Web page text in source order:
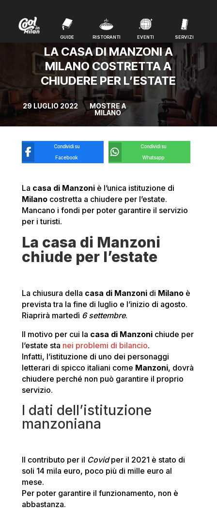
GUIDE RISTORANTI EVENTI SERVIZI
GUIDE RISTORANTI EVENTI SERVIZI
LA CASA DI MANZONI A
MILANO COSTRETTA A
CHIUDERE PER L’ESTATE
29 LUGLIO 2022
MOSTRE A
MILANO
Condividi su
Facebook
Condividi su
Whatsapp
La casa di Manzoniè l’unica istituzione di
Milanocostretta a chiudere per l’estate.
Mancano i fondi per poter garantire il servizio
per i turisti.
La casa di Manzoni
chiude per l’estate
La chiusura della casa di Manzoni di Milanoè
prevista tra la fine di luglio e l’inizio di agosto.
Riaprirà martedì 6 settembre.
Il motivo per cui la casa di Manzonichiude per
l’estate sta nei problemi di bilancio.
Infatti, l’istituzione di uno dei personaggi
letterari di spicco italiani come Manzoni, dovrà
chiudere perché non può garantire il proprio
servizio.
I dati dell’istituzione
manzoniana
Il contributo per il Covidper il 2021 è stato di
soli 14 mila euro, poco più di mille euro al
mese.
Per poter garantire il funzionamento, non è
abbastanza.